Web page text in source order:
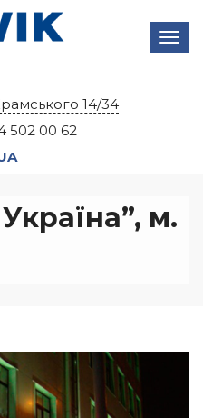
14/34
502 00 62
м.